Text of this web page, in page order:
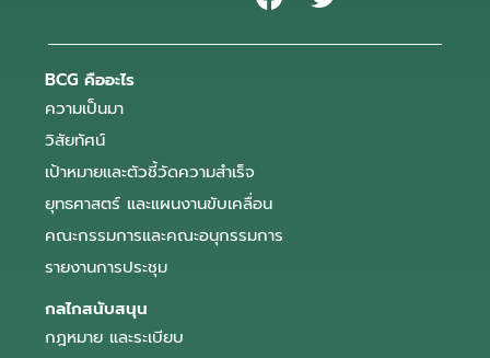
BCG คืออะไร
ความเป็นมา
วิสัยทัศน์
เป้าหมายและตัวชี้วัดความสำเร็จ
ยุทธศาสตร์ และแผนงานขับเคลื่อน
คณะกรรมการและคณะอนุกรรมการ
รายงานการประชุม
กลไกสนับสนุน
กฎหมาย และระเบียบ